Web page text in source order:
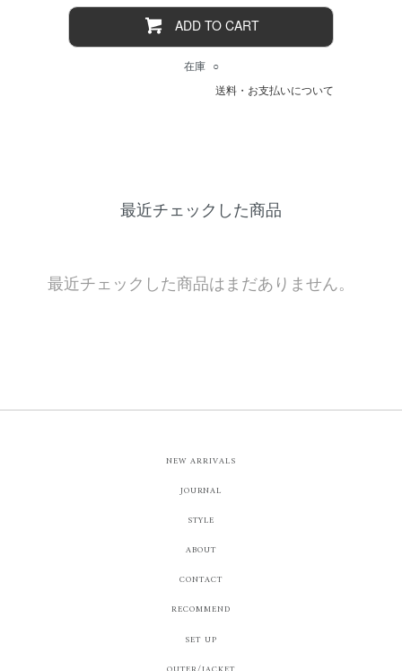
ADD TO CART
在庫 ○
送料・お支払いについて
最近チェックした商品
最近チェックした商品はまだありません。
NEW ARRIVALS
JOURNAL
STYLE
ABOUT
CONTACT
RECOMMEND
SET UP